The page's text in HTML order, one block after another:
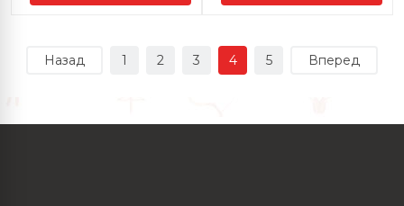
Назад 1 2 3 4 5 Вперед